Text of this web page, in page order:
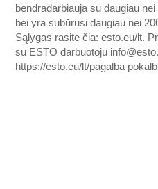
bendradarbiauja su daugiau
bei yra subūrusi daugiau nei
Sąlygas rasite čia: esto.eu/lt.
su ESTO darbuotoju
https://esto.eu/lt/pagalba